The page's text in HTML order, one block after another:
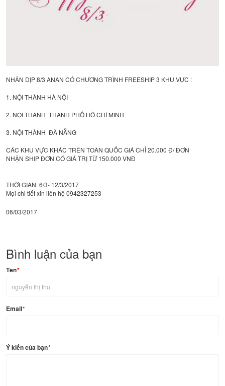
NHÂN DỊP 8/3 ANAN CÓ CHƯƠNG TRÌNH FREESHIP 3 KHU VỰC :
1. NỘI THÀNH HÀ NỘI
2. NỘI THÀNH THÀNH PHỐ HỒ CHÍ MÌNH
3. NỘI THÀNH ĐÀ NẴNG
CÁC KHU VỰC KHÁC TRÊN TOÀN QUỐC GIÁ CHỈ 20.000 Đ/ ĐƠN
NHẬN SHIP ĐƠN CÓ GIÁ TRỊ TỪ 150.000 VNĐ
THỜI GIAN: 6/3- 12/3/2017
Mọi chi tiết xin liên hệ 0942327253
06/03/2017
Bình luận của bạn
Tên*
Email*
Ý kiến của bạn*